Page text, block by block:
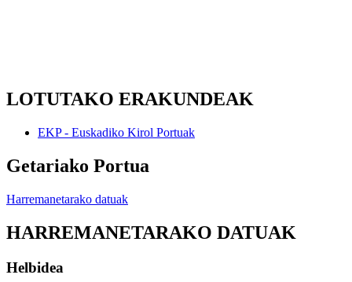
LOTUTAKO ERAKUNDEAK
EKP - Euskadiko Kirol Portuak
Getariako Portua
Harremanetarako datuak
HARREMANETARAKO DATUAK
Helbidea